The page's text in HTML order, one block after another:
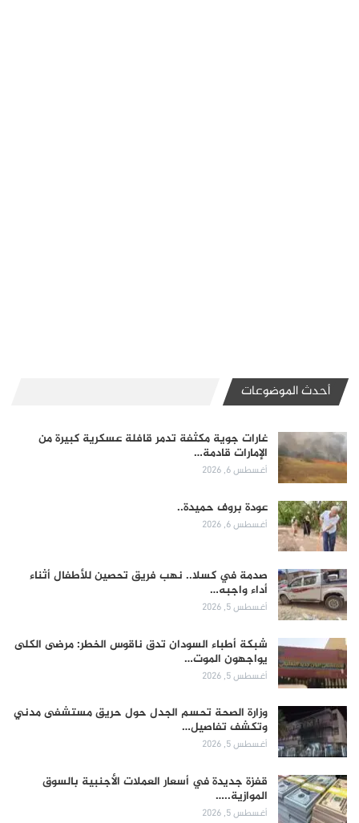
أحدث الموضوعات
غارات جوية مكثفة تدمر قافلة عسكرية كبيرة من
الإمارات قادمة…
أغسطس 6, 2026
عودة بروف حميدة..
أغسطس 6, 2026
صدمة في كسلا.. نهب فريق تحصين للأطفال أثناء
أداء واجبه…
أغسطس 5, 2026
شبكة أطباء السودان تدق ناقوس الخطر: مرضى الكلى
يواجهون الموت…
أغسطس 5, 2026
وزارة الصحة تحسم الجدل حول حريق مستشفى مدني
وتكشف تفاصيل…
أغسطس 5, 2026
قفزة جديدة في أسعار العملات الأجنبية بالسوق
الموازية..…
أغسطس 5, 2026